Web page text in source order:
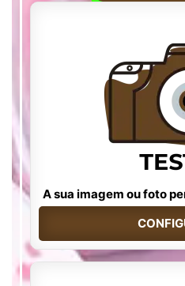
A sua imagem ou foto